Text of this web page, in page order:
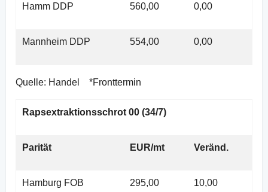
Hamm DDP 560,00 0,00
Mannheim DDP 554,00 0,00
Quelle: Handel *Fronttermin
Rapsextraktionsschrot 00 (34/7)
Parität EUR/mt Veränd.
Hamburg FOB 295,00 10,00